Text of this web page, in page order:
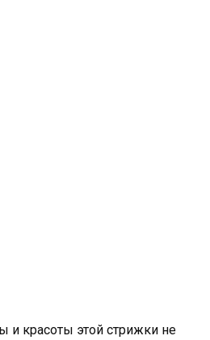
и красоты этой стрижки не